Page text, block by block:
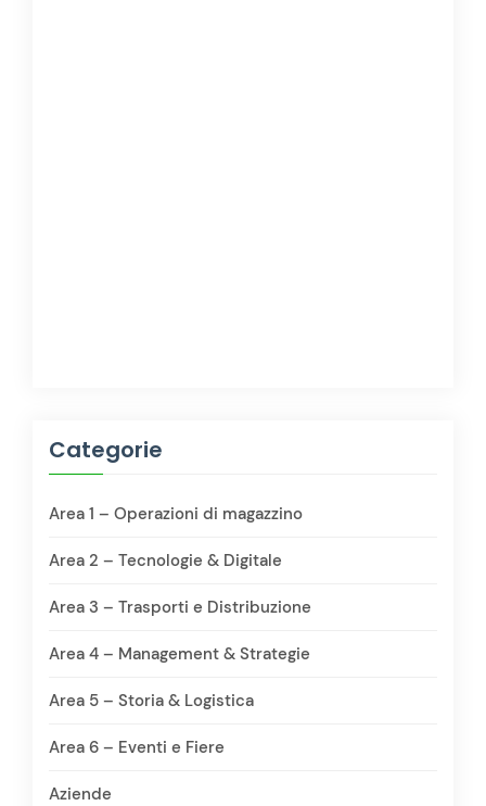
Categorie
Area 1 – Operazioni di magazzino
Area 2 – Tecnologie & Digitale
Area 3 – Trasporti e Distribuzione
Area 4 – Management & Strategie
Area 5 – Storia & Logistica
Area 6 – Eventi e Fiere
Aziende